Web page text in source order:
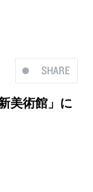
SHARE
美術館」に